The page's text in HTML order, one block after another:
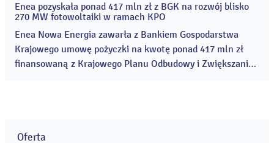
jednocześnie m.in. susze, zmiany klimatu, regulacje rzeki
oraz gatunki inwazyjne. ...
20
2026
Enea pozyskała ponad 417 mln zł z BGK na rozwój blisko
270 MW fotowoltaiki w ramach KPO
Enea Nowa Energia zawarła z Bankiem Gospodarstwa
Krajowego umowę pożyczki na kwotę ponad 417 mln zł
finansowaną z Krajowego Planu Odbudowy i Zwiększania
Oferta